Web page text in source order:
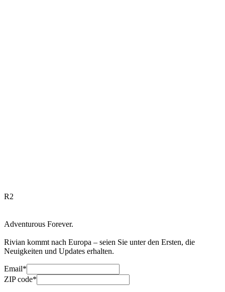
R2
Adventurous Forever.
Rivian kommt nach Europa – seien Sie unter den Ersten, die
Neuigkeiten und Updates erhalten.
Email*
ZIP code*